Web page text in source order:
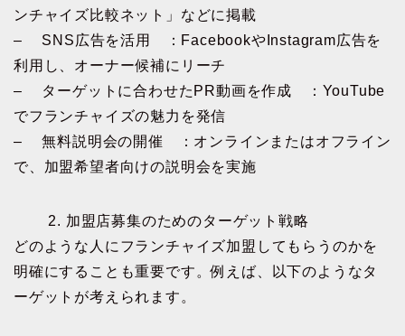
ンチャイズ比較ネット」などに掲載
– SNS広告を活用 ：FacebookやInstagram広告を
利用し、オーナー候補にリーチ
– ターゲットに合わせたPR動画を作成 ：YouTube
でフランチャイズの魅力を発信
– 無料説明会の開催 ：オンラインまたはオフライン
で、加盟希望者向けの説明会を実施
2. 加盟店募集のためのターゲット戦略
どのような人にフランチャイズ加盟してもらうのかを
明確にすることも重要です。例えば、以下のようなタ
ーゲットが考えられます。